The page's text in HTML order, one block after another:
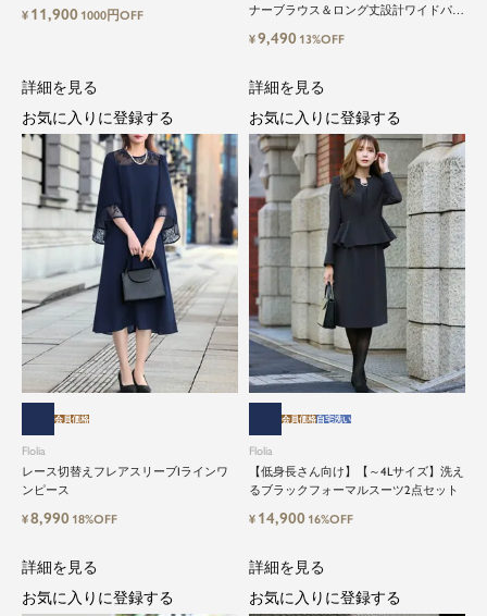
¥ 11,900 1000円OFF
ナーブラウス＆ロング丈設計ワイドパン
¥9,490 13%OFF
Flolia
レース切替えフレアスリーブIラインワ
ンピース
会員価格
¥8,990 18%OFF
詳細を見る
お気に入りに登録する
Flolia
【低身長さん向け】【～4Lサイズ】洗え
るブラックフォーマルスーツ2点セット
会員価格自宅洗い
¥ 14,900 16%OFF
詳細を見る
お気に入りに登録する
詳細を見る
お気に入りに登録する
詳細を見る
お気に入りに登録する